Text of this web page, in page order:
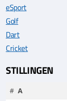
eSport
Golf
Dart
Cricket
STILLINGEN
# A